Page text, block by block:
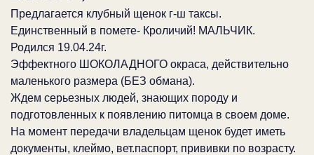
Предлагается клубный щенок г-ш таксы.
Единственный в помете- Кроличий! МАЛЬЧИК.
Родился 19.04.24г.
Эффектного ШОКОЛАДНОГО окраса, действительно
маленького размера (БЕЗ обмана).
Ждем серьезных людей, знающих породу и
подготовленных к появлению питомца в своем доме.
На момент передачи владельцам щенок будет иметь
документы, клеймо, вет.паспорт, прививки по возрасту.